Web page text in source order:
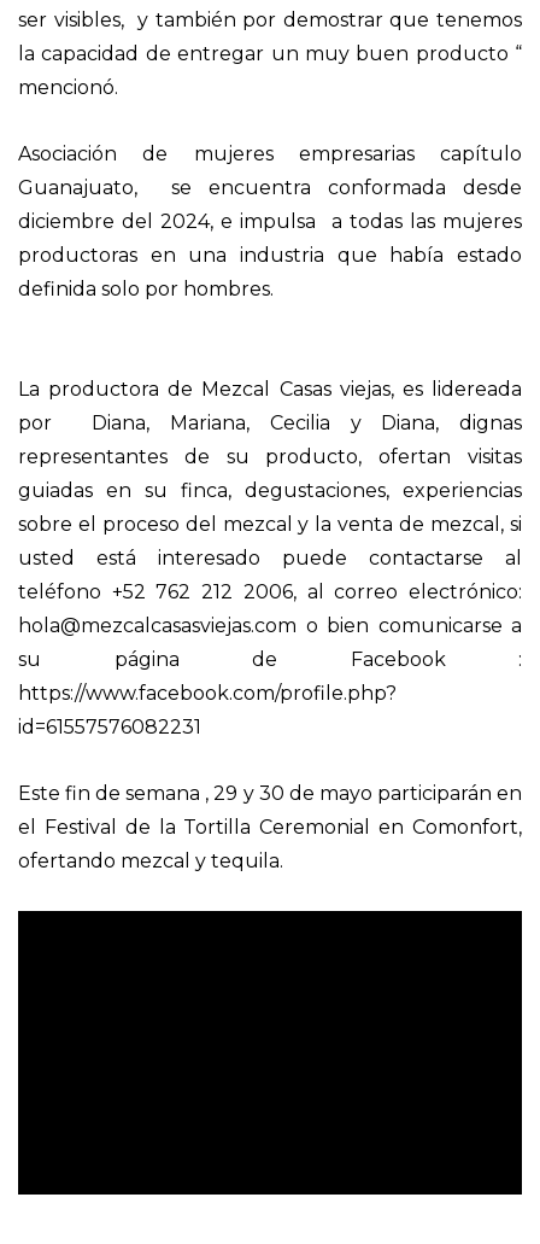
ser visibles, y también por demostrar que tenemos
la capacidad de entregar un muy buen producto “
mencionó.
Asociación de mujeres empresarias capítulo
Guanajuato, se encuentra conformada desde
diciembre del 2024, e impulsa a todas las mujeres
productoras en una industria que había estado
definida solo por hombres.
La productora de Mezcal Casas viejas, es lidereada
por Diana, Mariana, Cecilia y Diana, dignas
representantes de su producto, ofertan visitas
guiadas en su finca, degustaciones, experiencias
sobre el proceso del mezcal y la venta de mezcal, si
usted está interesado puede contactarse al
teléfono +52 762 212 2006, al correo electrónico:
hola@mezcalcasasviejas.com o bien comunicarse a
su página de Facebook :
https://www.facebook.com/profile.php?
id=61557576082231
Este fin de semana , 29 y 30 de mayo participarán en
el Festival de la Tortilla Ceremonial en Comonfort,
ofertando mezcal y tequila.